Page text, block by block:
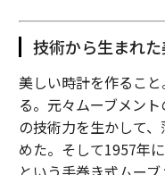
技術から生まれ
美しい時計を作るこ
る。元々ムーブメン
の技術力を生かして
めた。そして1957年